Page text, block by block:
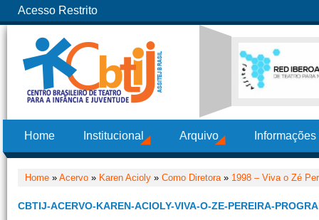
Acesso Restrito
Home Institucional Arquivo
Home » Acervo » Karen Acioly » Como Diretora» 1998 – Viva o Zé
CBTIJ-ACERVO-KAREN-ACIOLY-VIVA-O-ZE-PEREIRA-